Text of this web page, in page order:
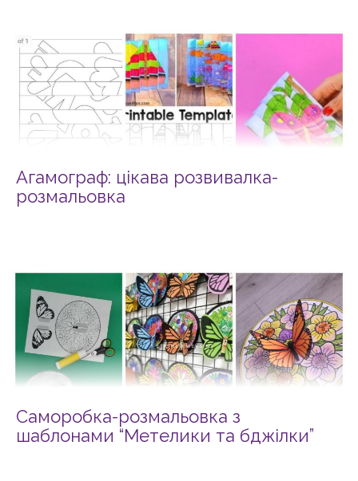
Агамограф: цікава розвивалка-
розмальовка
Саморобка-розмальовка з
шаблонами “Метелики та бджілки”